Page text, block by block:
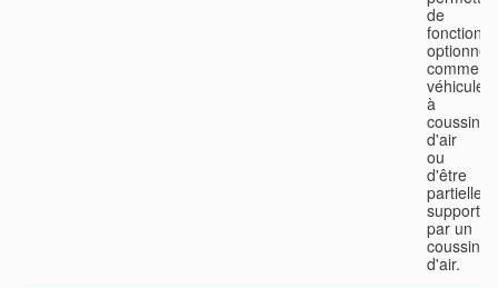
de
comme
véhicules
à
coussin
d'air
ou
d'être
supportés
par un
coussin
d'air.